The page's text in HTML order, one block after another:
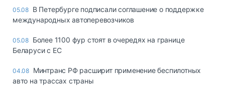
05.08 В Петербурге подписали соглашение о поддержке
международных автоперевозчиков
05.08 Более 1100 фур стоят в очередях на границе
Беларуси с ЕС
04.08 Минтранс РФ расширит применение беспилотных
авто на трассах страны